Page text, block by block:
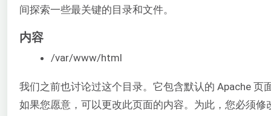
间探索一些最关键的目录和文件。
内容
/var/www/html
我们之前也讨论过这个目录。它包含默认的 Apache 页
如果您愿意，可以更改此页面的内容。为此，您必须修